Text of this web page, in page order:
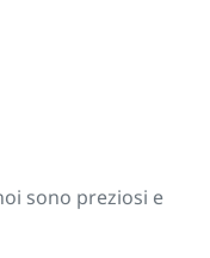
sono preziosi e